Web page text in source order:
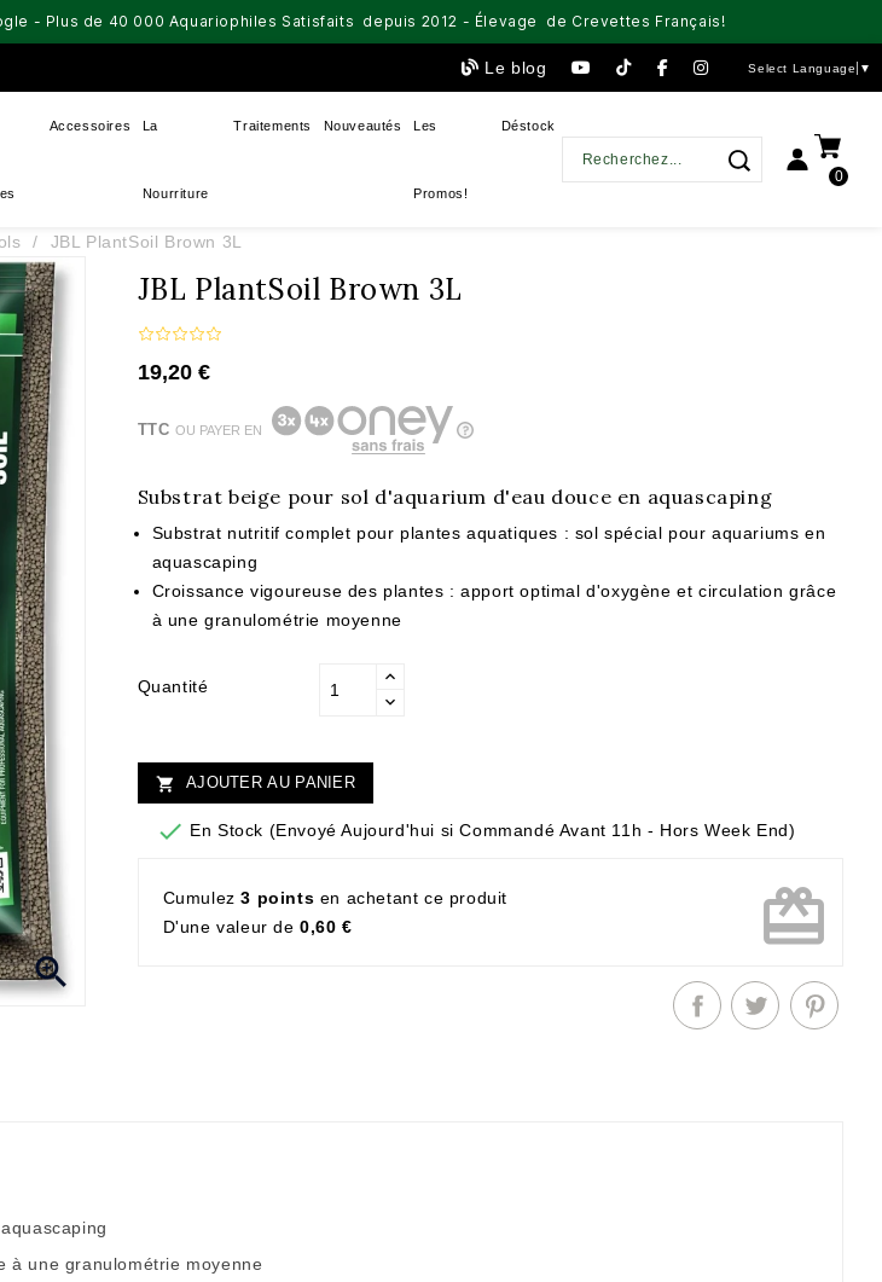
- Plus de 40 000 Aquariophiles Satisfaits depuis 2012 - Élevage de Crevettes Français!
Le blog Select Language ▼
Accessoires La
Nourriture
Traitements Nouveautés Les
Promos!
Déstock
0
JBL PlantSoil Brown 3L

JBL PlantSoil Brown 3L
19,20 €
TTCOU PAYER EN
Substrat beige pour sol d'aquarium d'eau douce en aquascaping
Substrat nutritif complet pour plantes aquatiques : sol spécial pour aquariums en
aquascaping
Croissance vigoureuse des plantes : apport optimal d'oxygène et circulation grâce
à une granulométrie moyenne
Quantité
 AJOUTER AU PANIER
 En Stock (Envoyé Aujourd'hui si Commandé Avant 11h - Hors Week End)
Cumulez3 points en achetant ce produit
D'une valeur de0,60 € card_giftcard
à une granulométrie moyenne